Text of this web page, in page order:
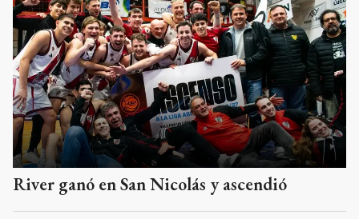
River ganó en San Nicolás y ascendió